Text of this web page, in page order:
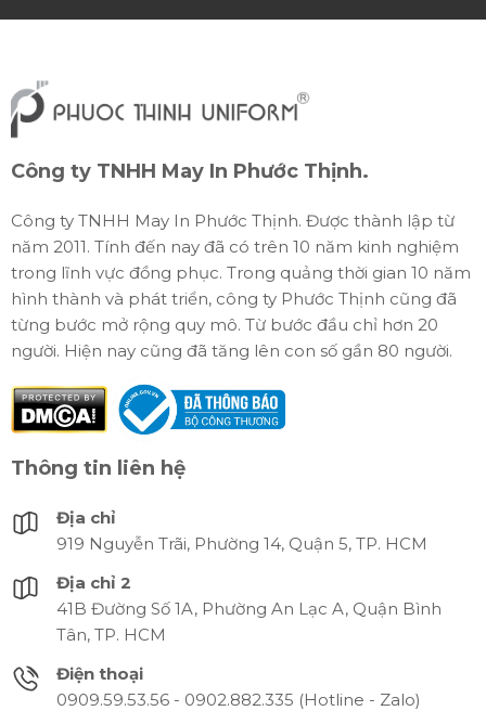
Công ty TNHH May In Phước Thịnh.
Công ty TNHH May In Phước Thịnh. Được thành lập từ
năm 2011. Tính đến nay đã có trên 10 năm kinh nghiệm
trong lĩnh vực đồng phục. Trong quảng thời gian 10 năm
hình thành và phát triển, công ty Phước Thịnh cũng đã
từng bước mở rộng quy mô. Từ bước đầu chỉ hơn 20
người. Hiện nay cũng đã tăng lên con số gần 80 người.
Thông tin liên hệ
Địa chỉ
919 Nguyễn Trãi, Phường 14, Quận 5, TP. HCM
Địa chỉ 2
41B Đường Số 1A, Phường An Lạc A, Quận Bình
Tân, TP. HCM
Điện thoại
0909.59.53.56 - 0902.882.335 (Hotline - Zalo)